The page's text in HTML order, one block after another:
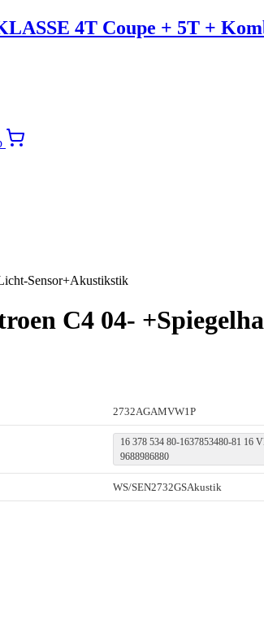
4T Coupe + 5T +
Sensor+Akustikstik
C4 04-
2732AGAMVW1P
16 378 534 80-1637853480-81 16
9688986880
WS/SEN2732GSAkustik